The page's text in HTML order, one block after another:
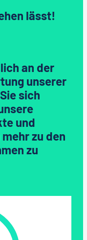
lässt!
an der
unserer
sich
und
zu den
zu